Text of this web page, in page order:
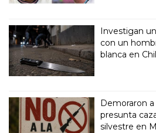
Investigan
con un
blanca en
Demoraron
presunta
silvestre en